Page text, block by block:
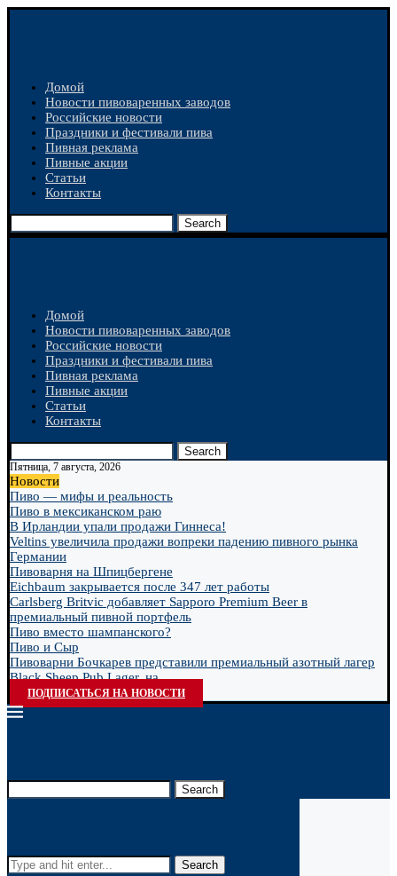
Домой
Новости пивоваренных заводов
Российские новости
Праздники и фестивали пива
Пивная реклама
Пивные акции
Статьи
Контакты
Search
Домой
Новости пивоваренных заводов
Российские новости
Праздники и фестивали пива
Пивная реклама
Пивные акции
Статьи
Контакты
Search
Пятница, 7 августа, 2026
Новости
Пиво — мифы и реальность
Пиво в мексиканском раю
В Ирландии упали продажи Гиннеса!
Veltins увеличила продажи вопреки падению пивного рынка
Германии
Пивоварня на Шпицбергене
Eichbaum закрывается после 347 лет работы
Carlsberg Britvic добавляет Sapporo Premium Beer в
премиальный пивной портфель
Пиво вместо шампанского?
Пиво и Сыр
Пивоварни Бочкарев представили премиальный азотный лагер
Black Sheep Pub Lager, на...
ПОДПИСАТЬСЯ НА НОВОСТИ
Search
Search